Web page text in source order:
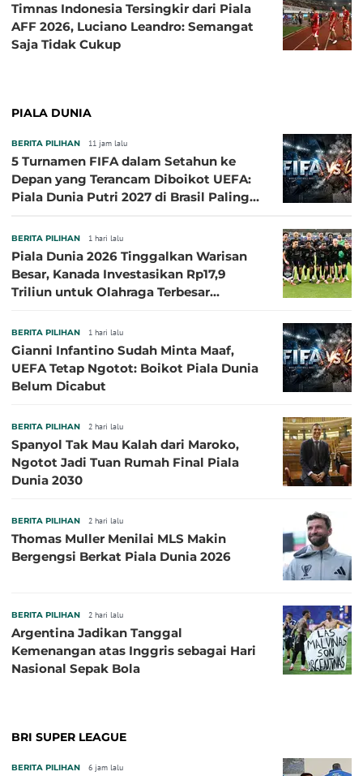
Timnas Indonesia Tersingkir dari Piala
AFF 2026, Luciano Leandro: Semangat
Saja Tidak Cukup
PIALA DUNIA
BERITA PILIHAN 11 jam lalu
5 Turnamen FIFA dalam Setahun ke
Depan yang Terancam Diboikot UEFA:
Piala Dunia Putri 2027 di Brasil Paling
BERITA PILIHAN 1 hari lalu
Piala Dunia 2026 Tinggalkan Warisan
Besar, Kanada Investasikan Rp17,9
Triliun untuk Olahraga Terbesar
BERITA PILIHAN 1 hari lalu
Gianni Infantino Sudah Minta Maaf,
UEFA Tetap Ngotot: Boikot Piala Dunia
Belum Dicabut
BERITA PILIHAN 2 hari lalu
Spanyol Tak Mau Kalah dari Maroko,
Ngotot Jadi Tuan Rumah Final Piala
Dunia 2030
BERITA PILIHAN 2 hari lalu
Thomas Muller Menilai MLS Makin
Bergengsi Berkat Piala Dunia 2026
BERITA PILIHAN 2 hari lalu
Argentina Jadikan Tanggal
Kemenangan atas Inggris sebagai Hari
Nasional Sepak Bola
BRI SUPER LEAGUE
BERITA PILIHAN 6 jam lalu